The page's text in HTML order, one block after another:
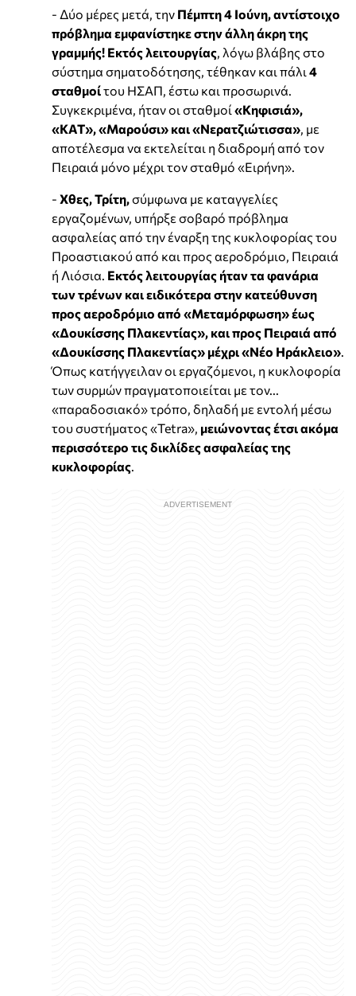
- Δύο μέρες μετά, την Πέμπτη 4 Ιούνη, αντίστοιχο
πρόβλημα εμφανίστηκε στην άλλη άκρη της
γραμμής! Εκτός λειτουργίας , λόγω βλάβης στο
σύστημα σηματοδότησης, τέθηκαν και πάλι 4
σταθμοίτου ΗΣΑΠ, έστω και προσωρινά.
Συγκεκριμένα, ήταν οι σταθμοί «Κηφισιά»,
«ΚΑΤ», «Μαρούσι» και «Νερατζιώτισσα» , με
αποτέλεσμα να εκτελείται η διαδρομή από τον
Πειραιά μόνο μέχρι τον σταθμό «Ειρήνη».
- Χθες, Τρίτη, σύμφωνα με καταγγελίες
εργαζομένων, υπήρξε σοβαρό πρόβλημα
ασφαλείας από την έναρξη της κυκλοφορίας του
Προαστιακού από και προς αεροδρόμιο, Πειραιά
ή Λιόσια. Εκτός λειτουργίας ήταν τα φανάρια
των τρένων και ειδικότερα στην κατεύθυνση
προς αεροδρόμιο από «Μεταμόρφωση» έως
«Δουκίσσης Πλακεντίας», και προς Πειραιά από
«Δουκίσσης Πλακεντίας» μέχρι «Νέο Ηράκλειο»
Όπως κατήγγειλαν οι εργαζόμενοι, η κυκλοφορία
των συρμών πραγματοποιείται με τον...
«παραδοσιακό» τρόπο, δηλαδή με εντολή μέσω
του συστήματος «Tetra», μειώνοντας έτσι ακόμα
περισσότερο τις δικλίδες ασφαλείας της
κυκλοφορίας